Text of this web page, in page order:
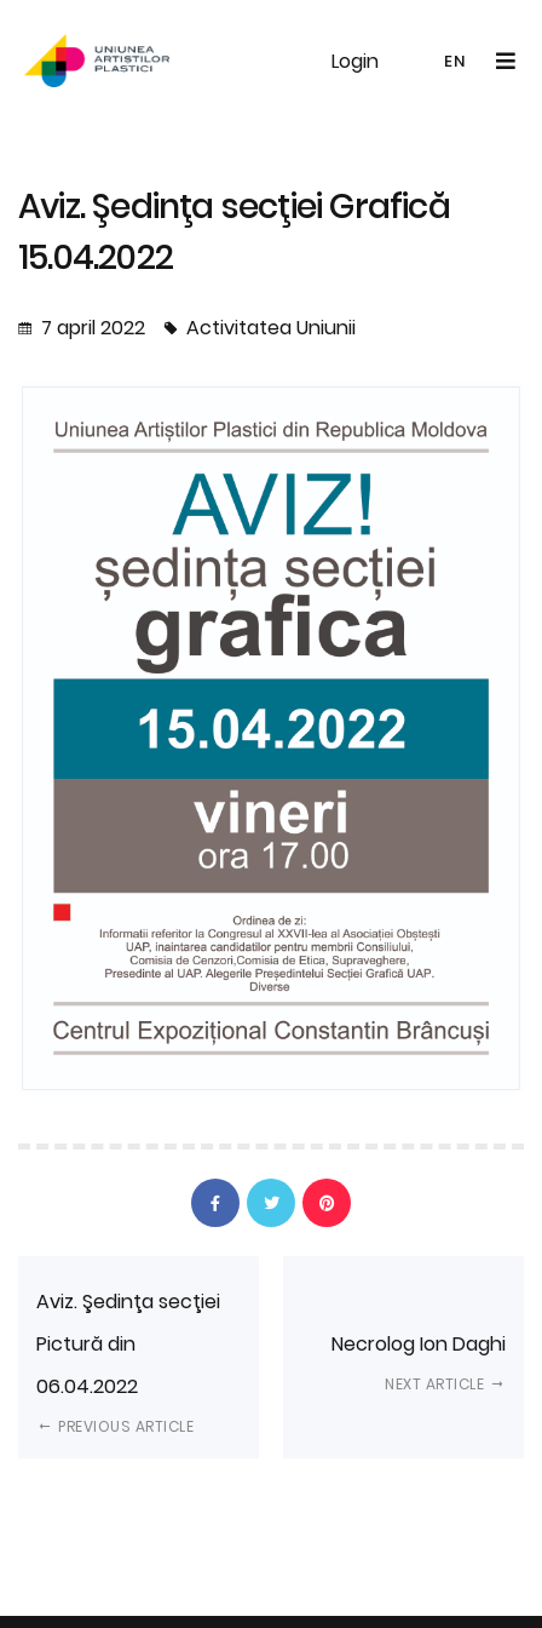
Login EN
UAP Galerie Noutăți
Aviz. Şedinţa secţiei Grafică
15.04.2022
7 april 2022 Activitatea Uniunii
Aviz. Şedinţa secţiei
Pictură din
06.04.2022
PREVIOUS ARTICLE
Necrolog Ion Daghi
NEXT ARTICLE